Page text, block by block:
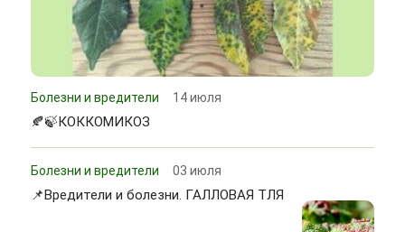
Болезни и вредители 14 июля
🍂🍃КОККОМИКОЗ
Болезни и вредители 03 июля
📌Вредители и болезни. ГАЛЛОВАЯ ТЛЯ